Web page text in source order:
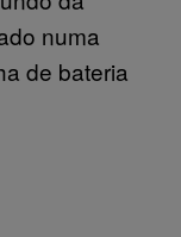
numa
de bateria